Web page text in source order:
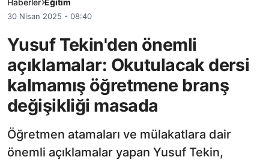
Haberler Eğitim
30 Nisan 2025 - 08:40
Yusuf Tekin'den önemli
açıklamalar: Okutulacak dersi
kalmamış öğretmene branş
değişikliği masada
Öğretmen atamaları ve mülakatlara dair
önemli açıklamalar yapan Yusuf Tekin,